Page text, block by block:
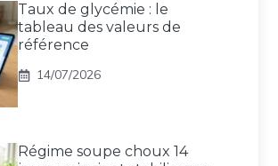
Taux de glycémie : le
tableau des valeurs de
référence
14/07/2026
Régime soupe choux 14